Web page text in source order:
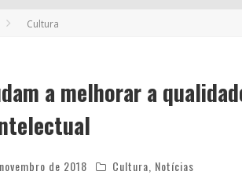
Cultura
a melhorar a
de 2018 Cultura Notícias